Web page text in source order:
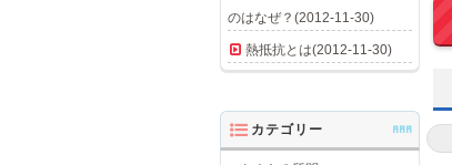
のはなぜ？(2012-11-30)
熱抵抗とは(2012-11-30)
カテゴリー AAA